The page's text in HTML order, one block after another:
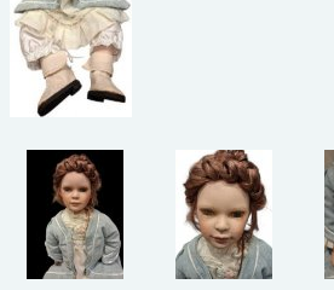
schilderijen
porselein/aardewerk
medailles/munten/bankbiljetten
ets/tekening/litho/gravure
glaswerk